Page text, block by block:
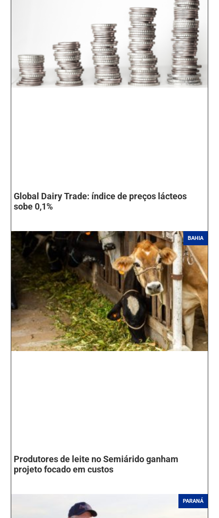
Global Dairy Trade: índice de preços lácteos
sobe 0,1%
BAHIA
Produtores de leite no Semiárido ganham
projeto focado em custos
PARANÁ